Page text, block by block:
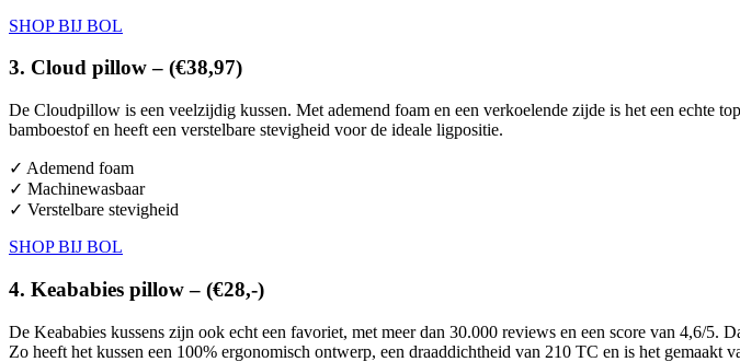
SHOP BIJ BOL
3. Cloud pillow – (€38,97)
De Cloudpillow is een veelzijdig kussen. Met ademend foam en een verkoelende zijde is het een echte
bamboestof en heeft een verstelbare stevigheid voor de ideale ligpositie.
✓ Ademend foam
✓ Machinewasbaar
✓ Verstelbare stevigheid
SHOP BIJ BOL
4. Keababies pillow – (€28,-)
De Keababies kussens zijn ook echt een favoriet, met meer dan 30.000 reviews en een score van 4,6/5.
Zo heeft het kussen een 100% ergonomisch ontwerp, een draaddichtheid van 210 TC en is het